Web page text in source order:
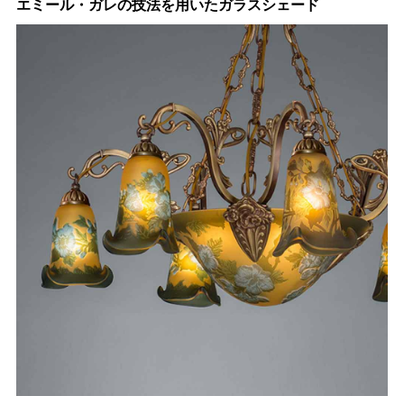
エミール・ガレの技法を用いたガラスシェード